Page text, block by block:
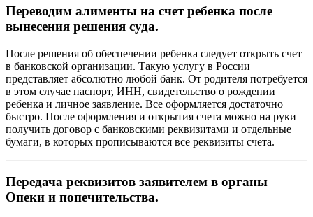
Переводим алименты на счет ребенка после
вынесения решения суда.
После решения об обеспечении ребенка следует открыть счет
в банковской организации. Такую услугу в России
представляет абсолютно любой банк. От родителя потребуется
в этом случае паспорт, ИНН, свидетельство о рождении
ребенка и личное заявление. Все оформляется достаточно
быстро. После оформления и открытия счета можно на руки
получить договор с банковскими реквизитами и отдельные
бумаги, в которых прописываются все реквизиты счета.
Передача реквизитов заявителем в органы
Опеки и попечительства.